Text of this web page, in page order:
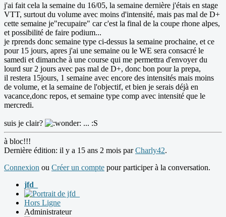
j'ai fait cela la semaine du 16/05, la semaine dernière j'étais en stage
VTT, surtout du volume avec moins d'intensité, mais pas mal de D+
cette semaine je"recupaire" car c'est la final de la coupe rhone alpes,
et possibilité de faire podium...
je rprends donc semaine type ci-dessus la semaine prochaine, et ce
pour 15 jours, apres j'ai une semaine ou le WE sera consacré le
samedi et dimanche à une course qui me permettra d'envoyer du
lourd sur 2 jours avec pas mal de D+, donc bon pour la prepa,
il restera 15jours, 1 semaine avec encore des intensités mais moins
de volume, et la semaine de l'objectif, et bien je serais déjà en
vacance,donc repos, et semaine type comp avec intensité que le
mercredi.
suis je clair? ... :S
à bloc!!!
Dernière édition: il y a 15 ans 2 mois parCharly42.
Connexion ou Créer un compte pour participer à la conversation.
jfd_
Hors Ligne
Administrateur